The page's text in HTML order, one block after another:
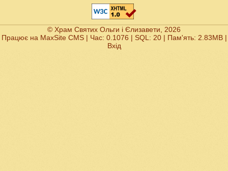
© Храм Святих Ольги і Єлизавети, 2026
Працює на MaxSite CMS| Час: 0.1076 | SQL: 20 | Пам'ять: 2.83MB|
Вхід